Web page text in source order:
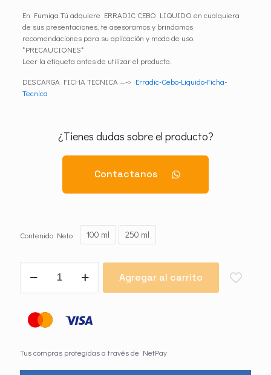
En Fumiga Tú adquiere ERRADIC CEBO LIQUIDO en cualquiera
de sus presentaciones, te asesoramos y brindamos
recomendaciones para su aplicación y modo de uso.
*PRECAUCIONES*
Leer la etiqueta antes de utilizar el producto.
DESCARGA FICHA TECNICA —-> Erradic-Cebo-Liquido-Ficha-
Tecnica
¿Tienes dudas sobre el producto?
Contactanos
Contenido Neto 100 ml 250 ml
Cebo
Agregar al carrito
Tus compras protegidas a través de NetPay